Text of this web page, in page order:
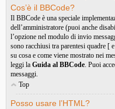
Cos’è il BBCode?
Il BBCode è una speciale
dell’amministratore (puoi anche
l’opzione nel modulo di invio
sono racchiusi tra parentesi quadre [
su cosa e come viene mostrato nei
leggi la Guida al BBCode. Puoi
messaggi.
Top
Posso usare l’HTML?